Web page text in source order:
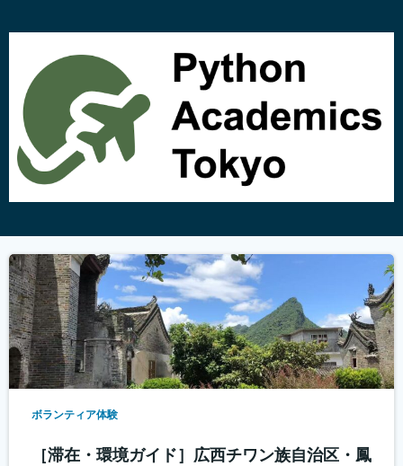
ン
ン
ツ
へ
キ
ッ
プ
ボランティア体験
［滞在・環境ガイド］広西チワン族自治区・鳳